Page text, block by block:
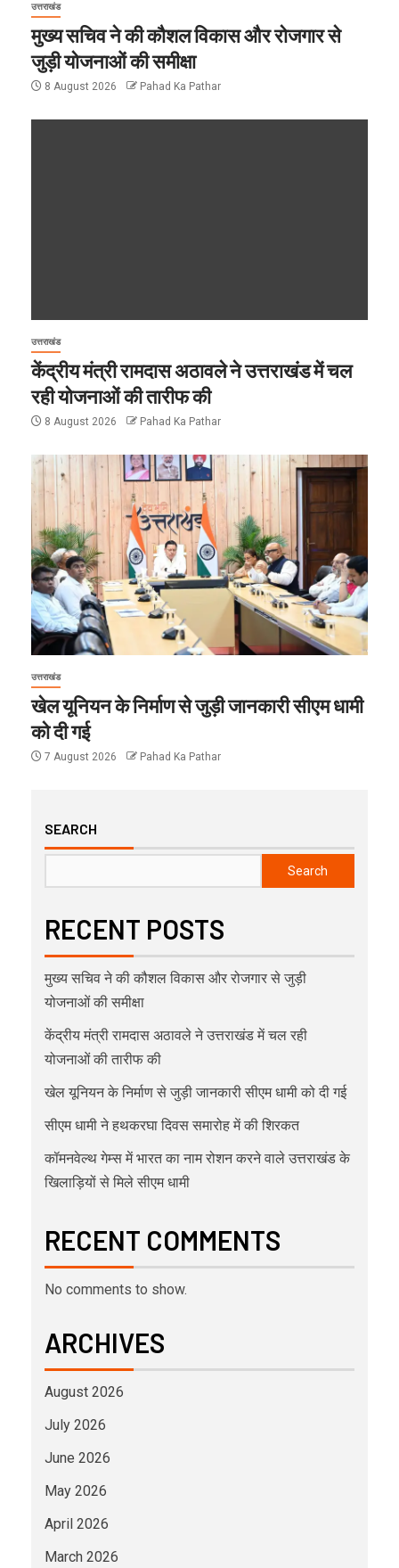
उत्तराखंड
मुख्य सचिव ने की कौशल विकास और रोजगार से
जुड़ी योजनाओं की समीक्षा
8 August 2026 Pahad Ka Pathar
उत्तराखंड
केंद्रीय मंत्री रामदास अठावले ने उत्तराखंड में चल
रही योजनाओं की तारीफ की
8 August 2026 Pahad Ka Pathar
उत्तराखंड
खेल यूनियन के निर्माण से जुड़ी जानकारी सीएम धामी
को दी गई
7 August 2026 Pahad Ka Pathar
SEARCH
Search
RECENT POSTS
मुख्य सचिव ने की कौशल विकास और रोजगार से जुड़ी
योजनाओं की समीक्षा
केंद्रीय मंत्री रामदास अठावले ने उत्तराखंड में चल रही
योजनाओं की तारीफ की
खेल यूनियन के निर्माण से जुड़ी जानकारी सीएम धामी को दी गई
सीएम धामी ने हथकरघा दिवस समारोह में की शिरकत
कॉमनवेल्थ गेम्स में भारत का नाम रोशन करने वाले उत्तराखंड के
खिलाड़ियों से मिले सीएम धामी
RECENT COMMENTS
No comments to show.
ARCHIVES
August 2026
July 2026
June 2026
May 2026
April 2026
March 2026